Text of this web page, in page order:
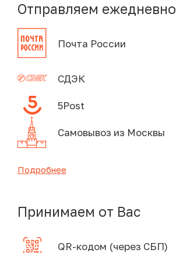
Отправляем ежедневно
Почта России
СДЭК
5Post
Самовывоз из Москвы
Подробнее
Принимаем от Вас
QR-кодом (через СБП)